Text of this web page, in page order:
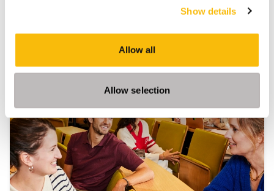
Show details
Allow all
Allow selection
instrument voor waardecreatie, besluitvorming en
toekomstbestendigheid. Dat vraagt om strategische
volwassenheid, durf om keuzes te maken,
prioriteiten te stellen, te versnellen en intern te